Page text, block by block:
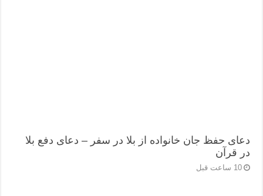
دعای حفظ جان خانواده از بلا در سفر – دعای دفع بلا
در قرآن
10 ساعت قبل